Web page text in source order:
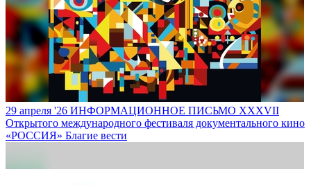
29 апреля '26 ИНФОРМАЦИОННОЕ ПИСЬМО XXXVII
Открытого международного фестиваля документального кино
«РОССИЯ» Благие вести